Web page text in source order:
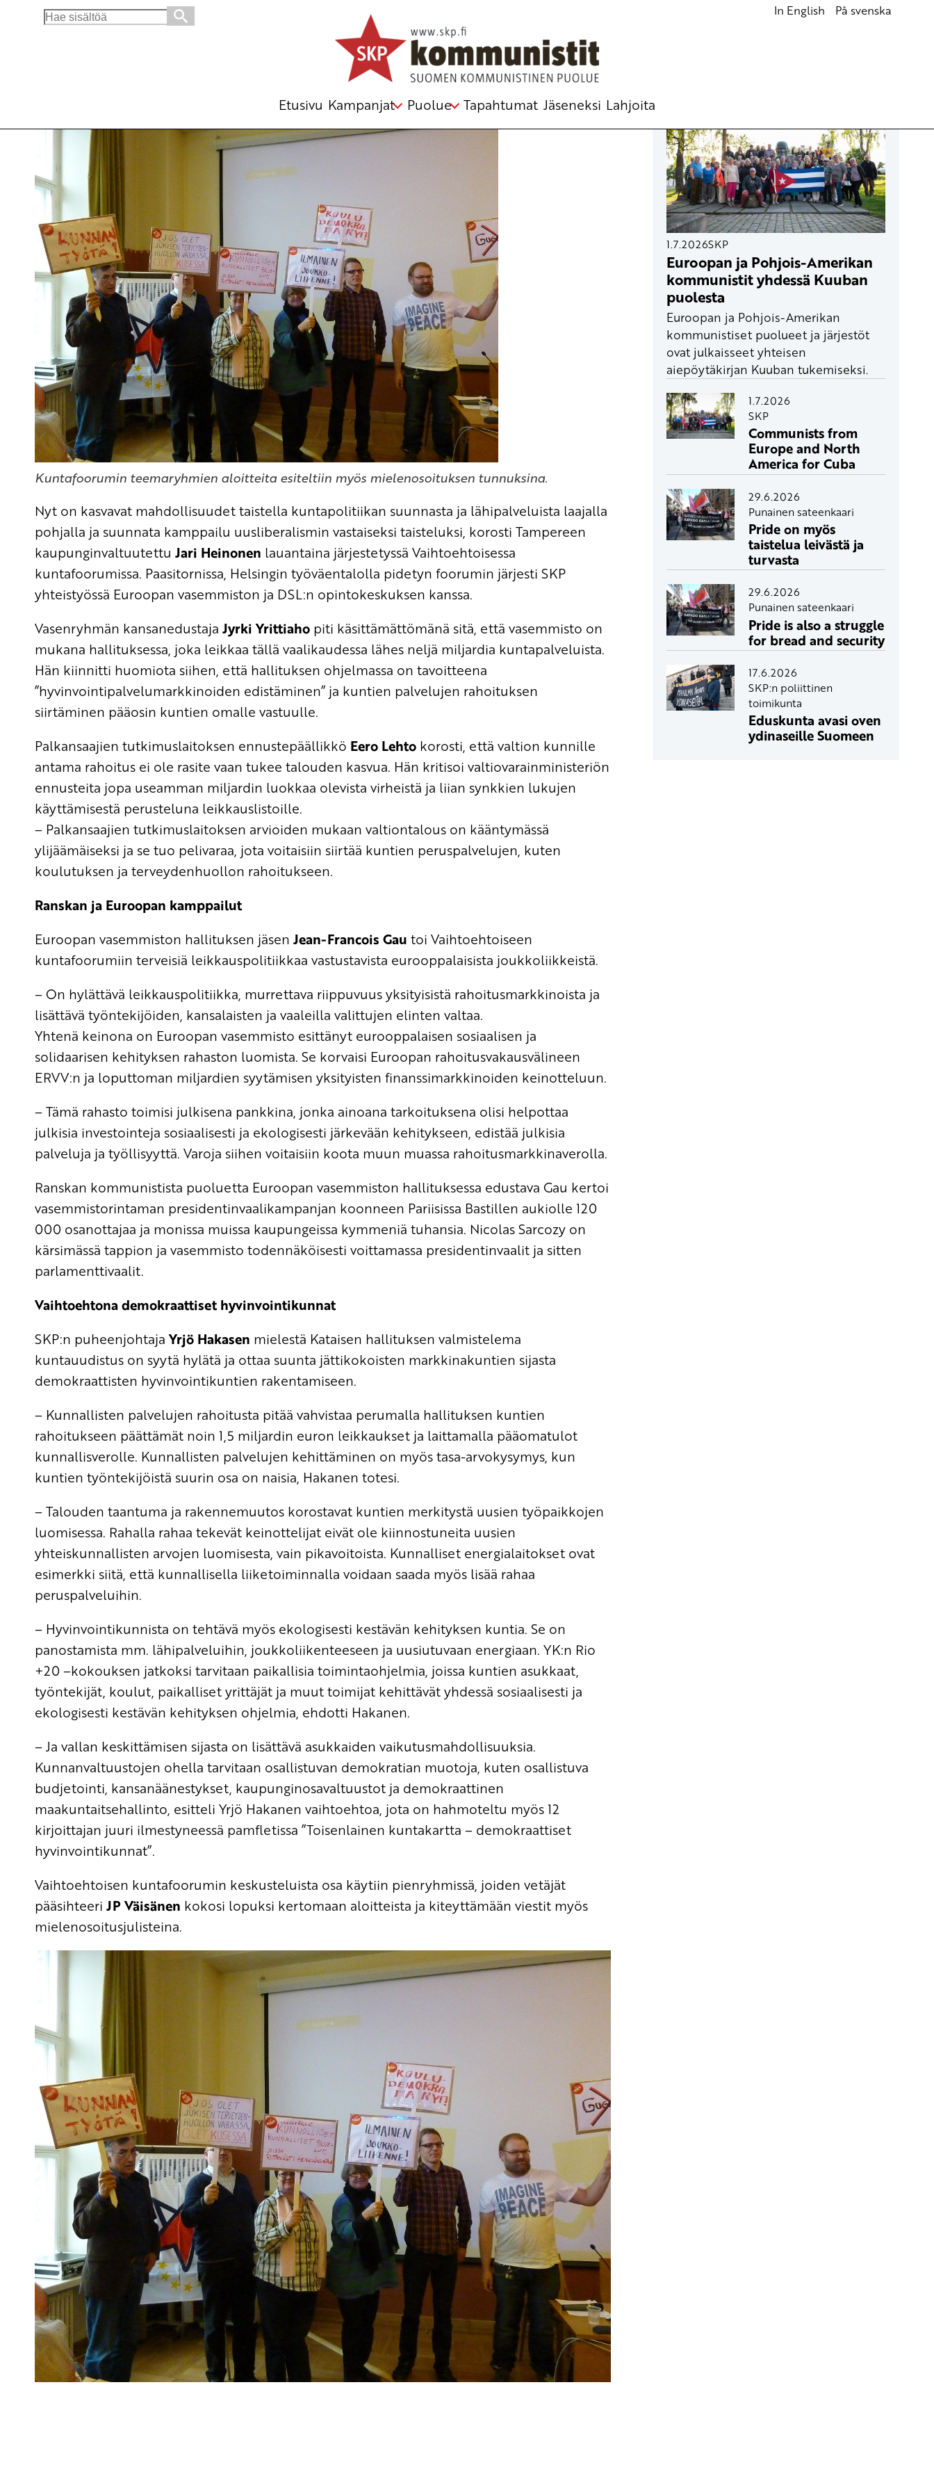
Search
In English På svenska
Etusivu Kampanjat Puolue Tapahtumat Jäseneksi Lahjoita
Kuntafoorumin teemaryhmien aloitteita esiteltiin myös mielenosoituksen tunnuksina.
Nyt on kasvavat mahdollisuudet taistella kuntapolitiikan suunnasta ja lähipalveluista laajalla
pohjalla ja suunnata kamppailu uusliberalismin vastaiseksi taisteluksi, korosti Tampereen
kaupunginvaltuutettu Jari Heinonen lauantaina järjestetyssä Vaihtoehtoisessa
kuntafoorumissa. Paasitornissa, Helsingin työväentalolla pidetyn foorumin järjesti SKP
yhteistyössä Euroopan vasemmiston ja DSL:n opintokeskuksen kanssa.
Vasenryhmän kansanedustaja Jyrki Yrittiaho piti käsittämättömänä sitä, että vasemmisto on
mukana hallituksessa, joka leikkaa tällä vaalikaudessa lähes neljä miljardia kuntapalveluista.
Hän kiinnitti huomiota siihen, että hallituksen ohjelmassa on tavoitteena
”hyvinvointipalvelumarkkinoiden edistäminen” ja kuntien palvelujen rahoituksen
siirtäminen pääosin kuntien omalle vastuulle.
Palkansaajien tutkimuslaitoksen ennustepäällikkö Eero Lehto korosti, että valtion kunnille
antama rahoitus ei ole rasite vaan tukee talouden kasvua. Hän kritisoi valtiovarainministeriön
ennusteita jopa useamman miljardin luokkaa olevista virheistä ja liian synkkien lukujen
käyttämisestä perusteluna leikkauslistoille.
– Palkansaajien tutkimuslaitoksen arvioiden mukaan valtiontalous on kääntymässä
ylijäämäiseksi ja se tuo pelivaraa, jota voitaisiin siirtää kuntien peruspalvelujen, kuten
koulutuksen ja terveydenhuollon rahoitukseen.
Ranskan ja Euroopan kamppailut
Euroopan vasemmiston hallituksen jäsen Jean-Francois Gau toi Vaihtoehtoiseen
kuntafoorumiin terveisiä leikkauspolitiikkaa vastustavista eurooppalaisista joukkoliikkeistä.
– On hylättävä leikkauspolitiikka, murrettava riippuvuus yksityisistä rahoitusmarkkinoista ja
lisättävä työntekijöiden, kansalaisten ja vaaleilla valittujen elinten valtaa.
Yhtenä keinona on Euroopan vasemmisto esittänyt eurooppalaisen sosiaalisen ja
solidaarisen kehityksen rahaston luomista. Se korvaisi Euroopan rahoitusvakausvälineen
ERVV:n ja loputtoman miljardien syytämisen yksityisten finanssimarkkinoiden keinotteluun.
– Tämä rahasto toimisi julkisena pankkina, jonka ainoana tarkoituksena olisi helpottaa
julkisia investointeja sosiaalisesti ja ekologisesti järkevään kehitykseen, edistää julkisia
palveluja ja työllisyyttä. Varoja siihen voitaisiin koota muun muassa rahoitusmarkkinaverolla.
Ranskan kommunistista puoluetta Euroopan vasemmiston hallituksessa edustava Gau kertoi
vasemmistorintaman presidentinvaalikampanjan koonneen Pariisissa Bastillen aukiolle 120
000 osanottajaa ja monissa muissa kaupungeissa kymmeniä tuhansia. Nicolas Sarcozy on
kärsimässä tappion ja vasemmisto todennäköisesti voittamassa presidentinvaalit ja sitten
parlamenttivaalit.
Vaihtoehtona demokraattiset hyvinvointikunnat
SKP:n puheenjohtajaYrjö Hakasen mielestä Kataisen hallituksen valmistelema
kuntauudistus on syytä hylätä ja ottaa suunta jättikokoisten markkinakuntien sijasta
demokraattisten hyvinvointikuntien rakentamiseen.
– Kunnallisten palvelujen rahoitusta pitää vahvistaa perumalla hallituksen kuntien
rahoitukseen päättämät noin 1,5 miljardin euron leikkaukset ja laittamalla pääomatulot
kunnallisverolle. Kunnallisten palvelujen kehittäminen on myös tasa-arvokysymys, kun
kuntien työntekijöistä suurin osa on naisia, Hakanen totesi.
– Talouden taantuma ja rakennemuutos korostavat kuntien merkitystä uusien työpaikkojen
luomisessa. Rahalla rahaa tekevät keinottelijat eivät ole kiinnostuneita uusien
yhteiskunnallisten arvojen luomisesta, vain pikavoitoista. Kunnalliset energialaitokset ovat
esimerkki siitä, että kunnallisella liiketoiminnalla voidaan saada myös lisää rahaa
peruspalveluihin.
– Hyvinvointikunnista on tehtävä myös ekologisesti kestävän kehityksen kuntia. Se on
panostamista mm. lähipalveluihin, joukkoliikenteeseen ja uusiutuvaan energiaan. YK:n Rio
+20 –kokouksen jatkoksi tarvitaan paikallisia toimintaohjelmia, joissa kuntien asukkaat,
työntekijät, koulut, paikalliset yrittäjät ja muut toimijat kehittävät yhdessä sosiaalisesti ja
ekologisesti kestävän kehityksen ohjelmia, ehdotti Hakanen.
– Ja vallan keskittämisen sijasta on lisättävä asukkaiden vaikutusmahdollisuuksia.
Kunnanvaltuustojen ohella tarvitaan osallistuvan demokratian muotoja, kuten osallistuva
budjetointi, kansanäänestykset, kaupunginosavaltuustot ja demokraattinen
maakuntaitsehallinto, esitteli Yrjö Hakanen vaihtoehtoa, jota on hahmoteltu myös 12
kirjoittajan juuri ilmestyneessä pamfletissa ”Toisenlainen kuntakartta – demokraattiset
hyvinvointikunnat”.
Vaihtoehtoisen kuntafoorumin keskusteluista osa käytiin pienryhmissä, joiden vetäjät
pääsihteeri JP Väisänen kokosi lopuksi kertomaan aloitteista ja kiteyttämään viestit myös
mielenosoitusjulisteina.
1.7.2026SKP
Euroopan ja Pohjois-Amerikan
kommunistit yhdessä Kuuban
puolesta
Euroopan ja Pohjois-Amerikan
kommunistiset puolueet ja järjestöt
ovat julkaisseet yhteisen
aiepöytäkirjan Kuuban tukemiseksi.
1.7.2026
SKP
Communists from
Europe and North
America for Cuba
29.6.2026
Punainen sateenkaari
Pride on myös
taistelua leivästä ja
turvasta
29.6.2026
Punainen sateenkaari
Pride is also a struggle
for bread and security
17.6.2026
SKP:n poliittinen
toimikunta
Eduskunta avasi oven
ydinaseille Suomeen